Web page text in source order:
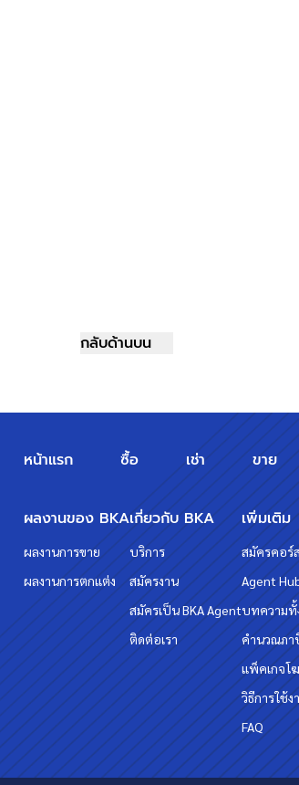
กลับด้านบน
หน้าแรก ซื้อ เช่า ขาย
ผลงานของ BKA
ผลงานการขาย
ผลงานการตกแต่ง
เกี่ยวกับ BKA
บริการ
สมัครงาน
สมัครเป็น BKA Agent
ติดต่อเรา
เพิ่มเติม
สมัครคอร์
Agent
บทความทั้
คำนวณภา
แพ็คเกจโ
วิธีการใช้ง
FAQ